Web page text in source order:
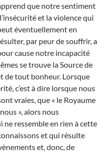
que notre sentiment
et la violence qui
éventuellement en
par peur de souffrir, a
cause notre incapacité
se trouve la Source de
de tout bonheur. Lorsque
c’est à dire lorsque nous
vraies, que « le Royaume
», alors nous
ne ressemble en rien à cette
et qui résulte
et, donc, de